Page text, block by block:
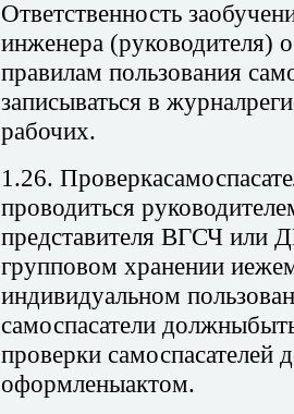
Ответственность
инженера (руководителя)
правилам пользования
записываться в
рабочих.
1.26.
проводиться
представителя ВГСЧ или
групповом хранении
индивидуальном
самоспасатели
проверки
оформленыактом.